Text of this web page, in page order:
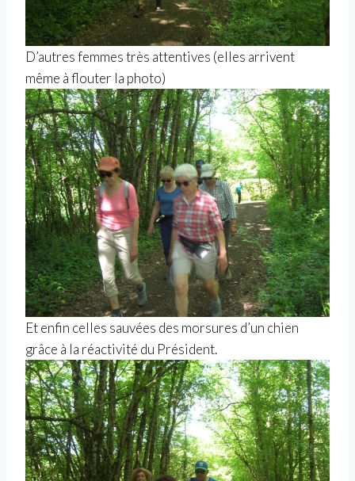
D’autres femmes très attentives (elles arrivent
même à flouter la photo)
Et enfin celles sauvées des morsures d’un chien
grâce à la réactivité du Président.